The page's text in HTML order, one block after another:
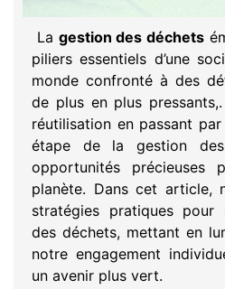
La gestion des déchets
piliers essentiels d’une
monde confronté à des
de plus en plus
réutilisation en passant par
étape de la gestion
opportunités précieuses
planète. Dans cet article,
stratégies pratiques pour
des déchets, mettant en
notre engagement
un avenir plus vert.